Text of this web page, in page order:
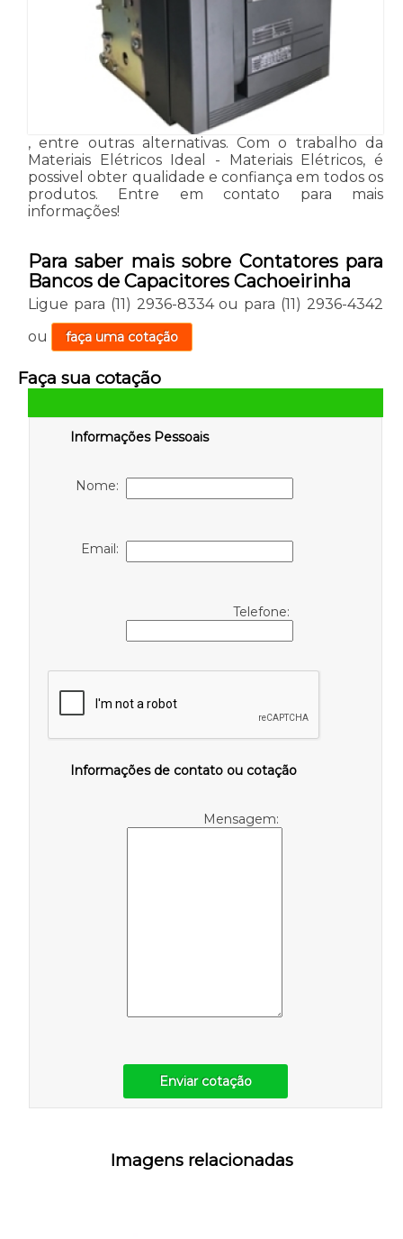
, entre outras alternativas. Com o trabalho da
Materiais Elétricos Ideal - Materiais Elétricos, é
possivel obter qualidade e confiança em todos os
produtos. Entre em contato para mais
informações!
Para saber mais sobre Contatores para
Bancos de Capacitores Cachoeirinha
Ligue para (11) 2936-8334ou para (11) 2936-4342
ou
faça uma cotação
Faça sua cotação
Informações Pessoais
Nome:
Email:
Telefone:
Informações de contato ou cotação
Mensagem:
Enviar cotação
Imagens relacionadas